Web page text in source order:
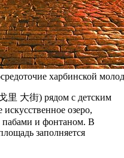
харбинской
里 大街) рядом с детским
озеро,
и фонтаном. В
заполняется